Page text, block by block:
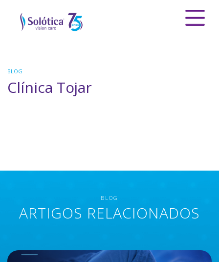
BLOG
Clínica Tojar
BLOG
ARTIGOS RELACIONADOS